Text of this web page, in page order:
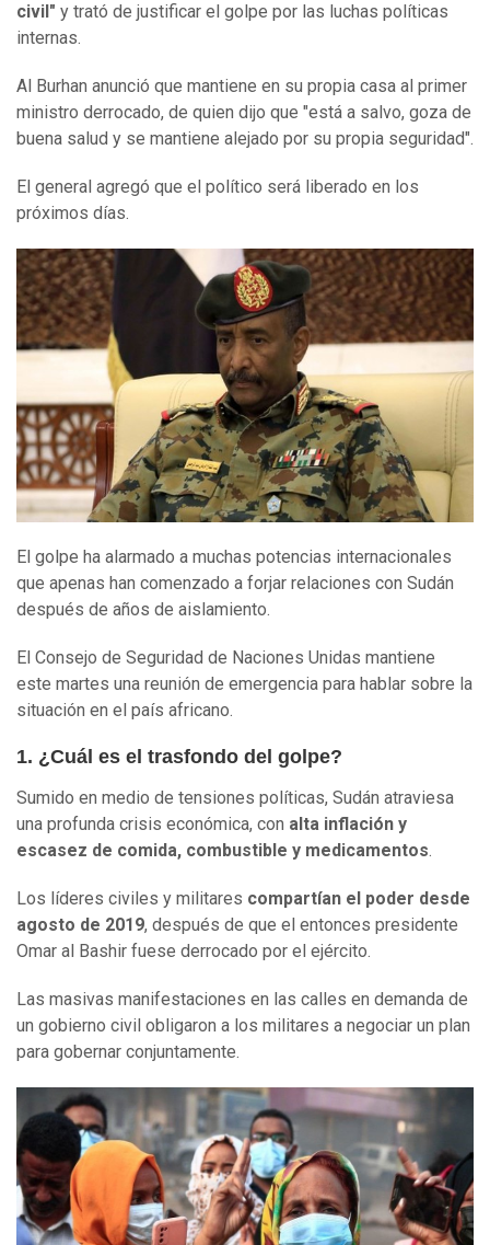
civil" y trató de justificar el golpe por las luchas políticas
internas.
Al Burhan anunció que mantiene en su propia casa al primer
ministro derrocado, de quien dijo que "está a salvo, goza de
buena salud y se mantiene alejado por su propia seguridad".
El general agregó que el político será liberado en los
próximos días.
El golpe ha alarmado a muchas potencias internacionales
que apenas han comenzado a forjar relaciones con Sudán
después de años de aislamiento.
El Consejo de Seguridad de Naciones Unidas mantiene
este martes una reunión de emergencia para hablar sobre la
situación en el país africano.
1. ¿Cuál es el trasfondo del golpe?
Sumido en medio de tensiones políticas, Sudán atraviesa
una profunda crisis económica, con alta inflación y
escasez de comida, combustible y medicamentos.
Los líderes civiles y militares compartían el poder desde
agosto de 2019, después de que el entonces presidente
Omar al Bashir fuese derrocado por el ejército.
Las masivas manifestaciones en las calles en demanda de
un gobierno civil obligaron a los militares a negociar un plan
para gobernar conjuntamente.